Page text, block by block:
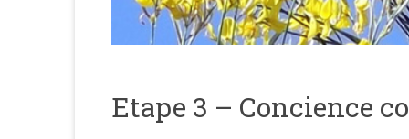
association
<b/>sophrologie,
psychologie
Etape 3 – Concience